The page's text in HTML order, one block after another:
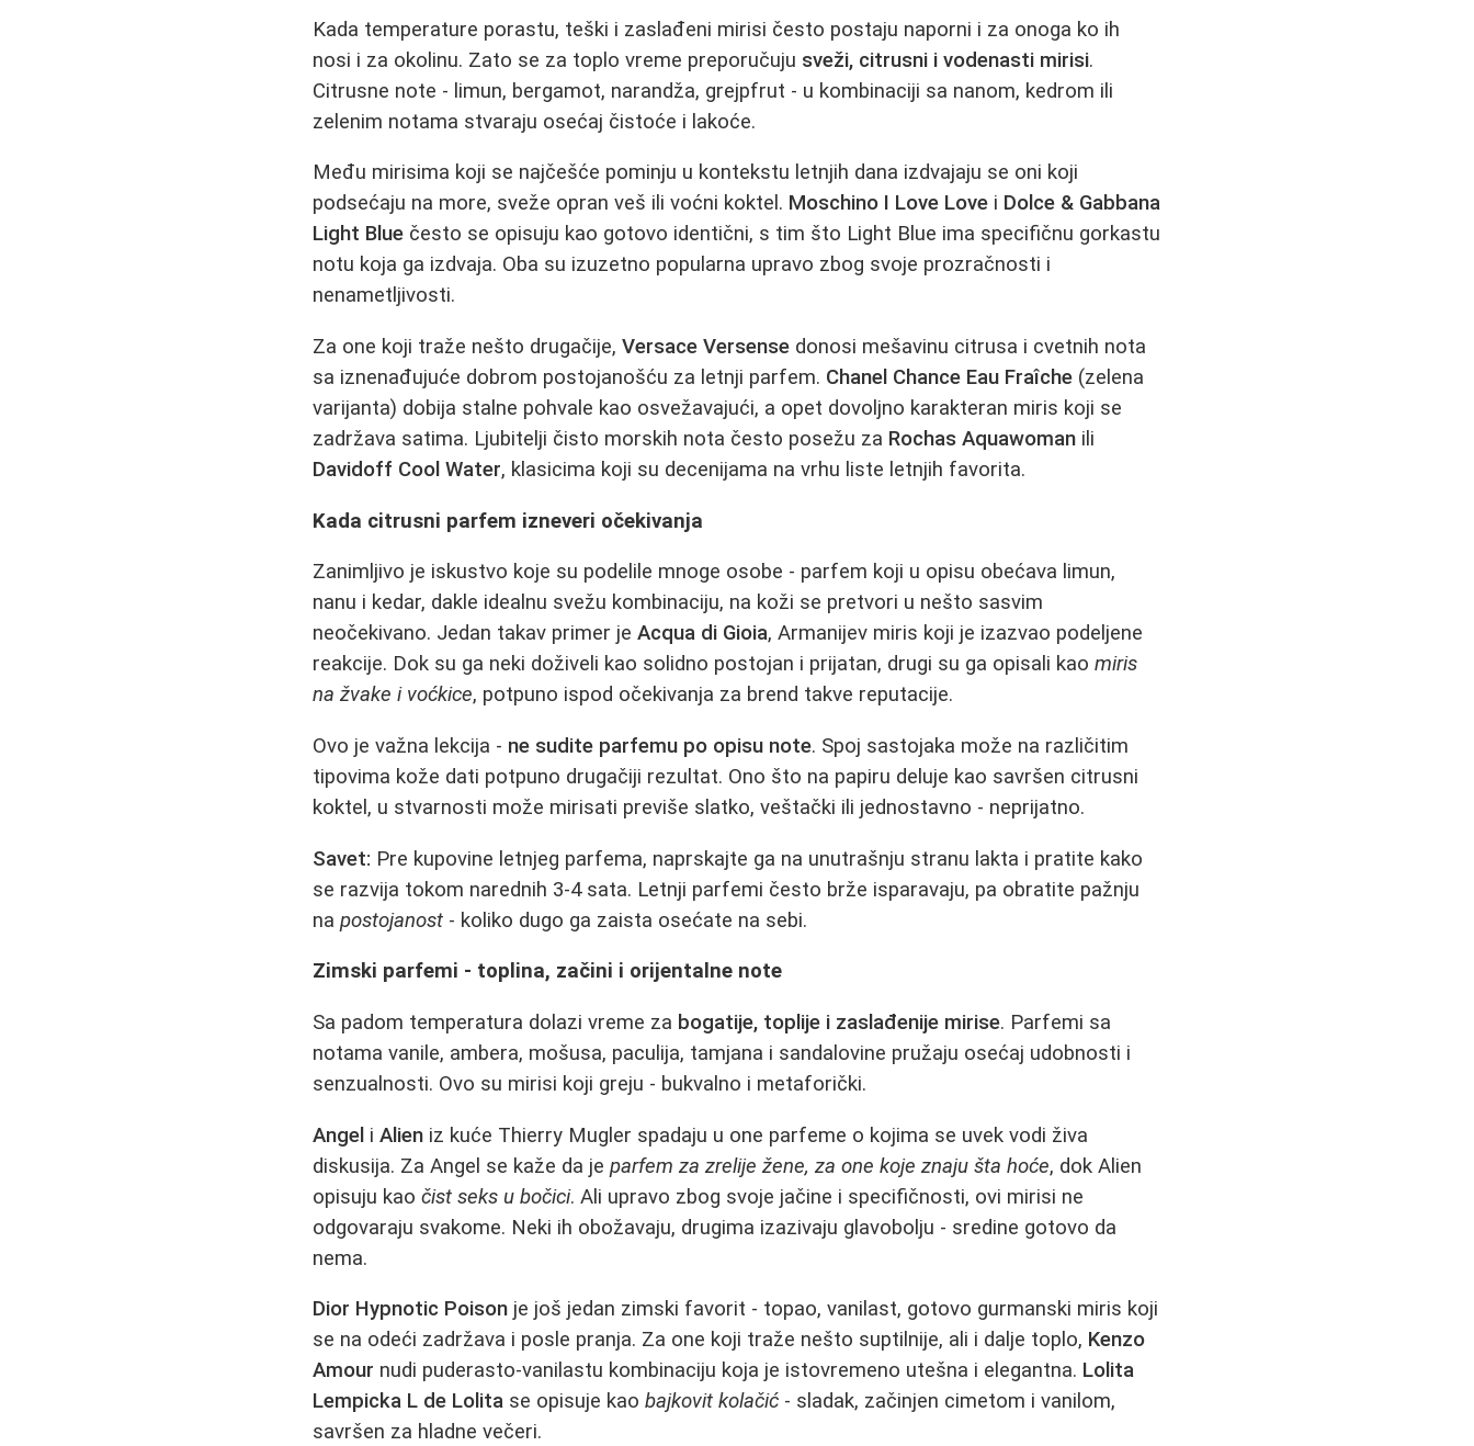
Kada temperature porastu, teški i zaslađeni mirisi često postaju naporni i za onoga ko ih
nosi i za okolinu. Zato se za toplo vreme preporučuju sveži, citrusni i vodenasti mirisi.
Citrusne note - limun, bergamot, narandža, grejpfrut - u kombinaciji sa nanom, kedrom ili
zelenim notama stvaraju osećaj čistoće i lakoće.
Među mirisima koji se najčešće pominju u kontekstu letnjih dana izdvajaju se oni koji
podsećaju na more, sveže opran veš ili voćni koktel. Moschino I Love Love i Dolce & Gabbana
Light Blue često se opisuju kao gotovo identični, s tim što Light Blue ima specifičnu gorkastu
notu koja ga izdvaja. Oba su izuzetno popularna upravo zbog svoje prozračnosti i
nenametljivosti.
Za one koji traže nešto drugačije,Versace Versense donosi mešavinu citrusa i cvetnih nota
sa iznenađujuće dobrom postojanošću za letnji parfem. Chanel Chance Eau Fraîche (zelena
varijanta) dobija stalne pohvale kao osvežavajući, a opet dovoljno karakteran miris koji se
zadržava satima. Ljubitelji čisto morskih nota često posežu za Rochas Aquawoman ili
Davidoff Cool Water, klasicima koji su decenijama na vrhu liste letnjih favorita.
Kada citrusni parfem izneveri očekivanja
Zanimljivo je iskustvo koje su podelile mnoge osobe - parfem koji u opisu obećava limun,
nanu i kedar, dakle idealnu svežu kombinaciju, na koži se pretvori u nešto sasvim
neočekivano. Jedan takav primer jeAcqua di Gioia, Armanijev miris koji je izazvao podeljene
reakcije. Dok su ga neki doživeli kao solidno postojan i prijatan, drugi su ga opisali kaomiris
na žvake i voćkice, potpuno ispod očekivanja za brend takve reputacije.
Ovo je važna lekcija - ne sudite parfemu po opisu note. Spoj sastojaka može na različitim
tipovima kože dati potpuno drugačiji rezultat. Ono što na papiru deluje kao savršen citrusni
koktel, u stvarnosti može mirisati previše slatko, veštački ili jednostavno - neprijatno.
Savet: Pre kupovine letnjeg parfema, naprskajte ga na unutrašnju stranu lakta i pratite kako
se razvija tokom narednih 3-4 sata. Letnji parfemi često brže isparavaju, pa obratite pažnju
napostojanost - koliko dugo ga zaista osećate na sebi.
Zimski parfemi - toplina, začini i orijentalne note
Sa padom temperatura dolazi vreme za bogatije, toplije i zaslađenije mirise. Parfemi sa
notama vanile, ambera, mošusa, paculija, tamjana i sandalovine pružaju osećaj udobnosti i
senzualnosti. Ovo su mirisi koji greju - bukvalno i metaforički.
Angel iAlien iz kuće Thierry Mugler spadaju u one parfeme o kojima se uvek vodi živa
diskusija. Za Angel se kaže da jeparfem za zrelije žene, za one koje znaju šta hoće, dok Alien
opisuju kaočist seks u bočici. Ali upravo zbog svoje jačine i specifičnosti, ovi mirisi ne
odgovaraju svakome. Neki ih obožavaju, drugima izazivaju glavobolju - sredine gotovo da
nema.
Dior Hypnotic Poison je još jedan zimski favorit - topao, vanilast, gotovo gurmanski miris koji
se na odeći zadržava i posle pranja. Za one koji traže nešto suptilnije, ali i dalje toplo, Kenzo
Amour nudi puderasto-vanilastu kombinaciju koja je istovremeno utešna i elegantna. Lolita
Lempicka L de Lolita se opisuje kaobajkovit kolačić - sladak, začinjen cimetom i vanilom,
savršen za hladne večeri.